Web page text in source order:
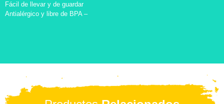
Fácil de llevar y de guardar
Antialérgico y libre de BPA –